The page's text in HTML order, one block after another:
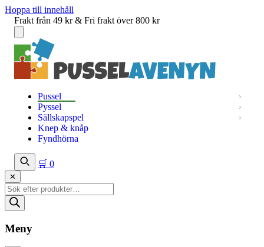
Hoppa till innehåll
Frakt från 49 kr & Fri frakt över 800 kr
Pussel
Pyssel
Sällskapspel
Knep & knåp
Fyndhörna
🛒 0
✕
Produktsökning
Meny